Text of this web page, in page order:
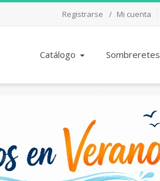
Registrarse Mi cuenta
Catálogo Sombreretes